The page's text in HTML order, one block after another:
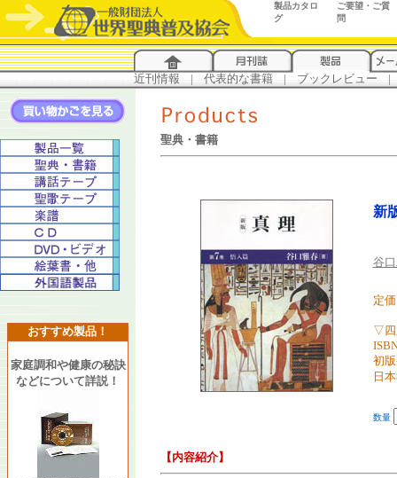
製品カタロ
グ
ご要望・ご質
問
近刊情報 | 代表的な書籍 | ブックレビュー |
おすすめ製品！
家庭調和や健康の秘訣
などについて詳説！
聖典・書籍
新
谷
定
▽四
初
日
数量
【内容紹介】